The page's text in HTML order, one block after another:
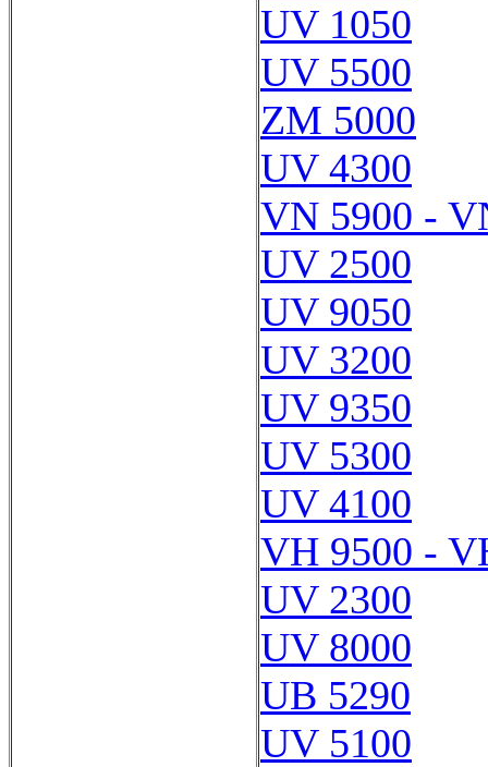
UV 1050
UV 5500
ZM 5000
UV 4300
VN 5900 -
UV 2500
UV 9050
UV 3200
UV 9350
UV 5300
UV 4100
VH 9500 -
UV 2300
UV 8000
UB 5290
UV 5100